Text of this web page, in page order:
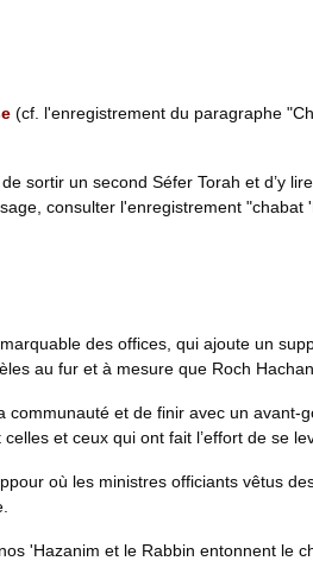
(cf. l'enregistrement du paragraphe
sortir un second Séfer Torah et d’y
consulter l'enregistrement
des offices, qui ajoute un
au fur et à mesure que Roch
et de finir avec un
et ceux qui ont fait l’effort de se
où les ministres officiants vêtus
'Hazanim et le Rabbin entonnent le